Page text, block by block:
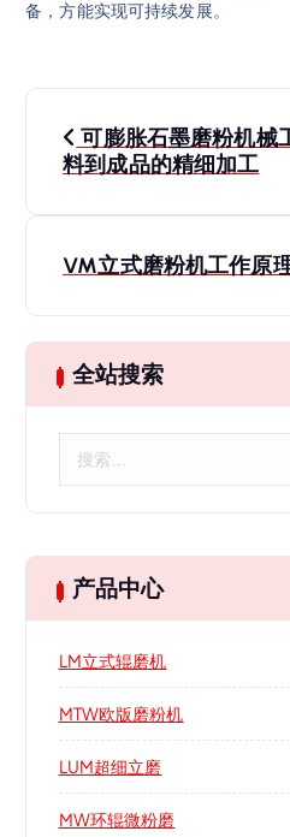
备，方能实现可持续发展。
文
章
航
可膨胀石墨磨粉机械
料到成品的精细加工
VM立式磨粉机工作原
全站搜索
产品中心
LM立式辊磨机
MTW欧版磨粉机
LUM超细立磨
MW环辊微粉磨